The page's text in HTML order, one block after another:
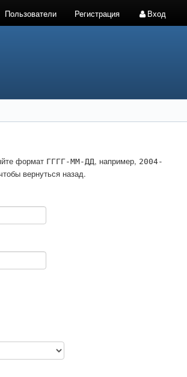
Пользователи Регистрация Вход
формат ГГГГ-ММ-ДД, например, 2004-
вернуться назад.